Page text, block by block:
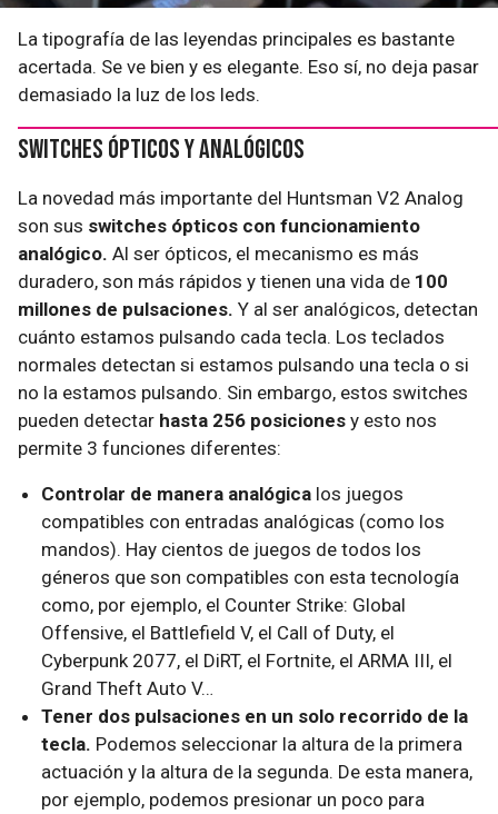
La tipografía de las leyendas principales es bastante
acertada. Se ve bien y es elegante. Eso sí, no deja pasar
demasiado la luz de los leds.
Switches ópticos y analógicos
La novedad más importante del Huntsman V2 Analog
son sus switches ópticos con funcionamiento
analógico. Al ser ópticos, el mecanismo es más
duradero, son más rápidos y tienen una vida de 100
millones de pulsaciones. Y al ser analógicos, detectan
cuánto estamos pulsando cada tecla. Los teclados
normales detectan si estamos pulsando una tecla o si
no la estamos pulsando. Sin embargo, estos switches
pueden detectar hasta 256 posiciones y esto nos
permite 3 funciones diferentes:
Controlar de manera analógica los juegos
compatibles con entradas analógicas (como los
mandos). Hay cientos de juegos de todos los
géneros que son compatibles con esta tecnología
como, por ejemplo, el Counter Strike: Global
Offensive, el Battlefield V, el Call of Duty, el
Cyberpunk 2077, el DiRT, el Fortnite, el ARMA III, el
Grand Theft Auto V…
Tener dos pulsaciones en un solo recorrido de la
tecla. Podemos seleccionar la altura de la primera
actuación y la altura de la segunda. De esta manera,
por ejemplo, podemos presionar un poco para